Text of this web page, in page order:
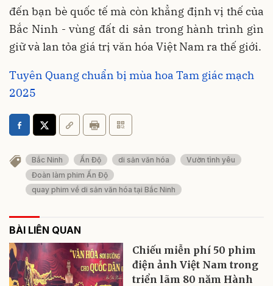
đến bạn bè quốc tế mà còn khẳng định vị thế của
Bắc Ninh - vùng đất di sản trong hành trình gìn
giữ và lan tỏa giá trị văn hóa Việt Nam ra thế giới.
Tuyên Quang chuẩn bị mùa hoa Tam giác mạch
2025
Bắc Ninh Ấn Độ di sản văn hóa
Vườn tình yêu
Đoàn làm phim Ấn Độ
quay phim về di sản văn hóa tại Bắc Ninh
BÀI LIÊN QUAN
Chiếu miễn phí 50 phim
điện ảnh Việt Nam trong
triển lãm 80 năm Hành